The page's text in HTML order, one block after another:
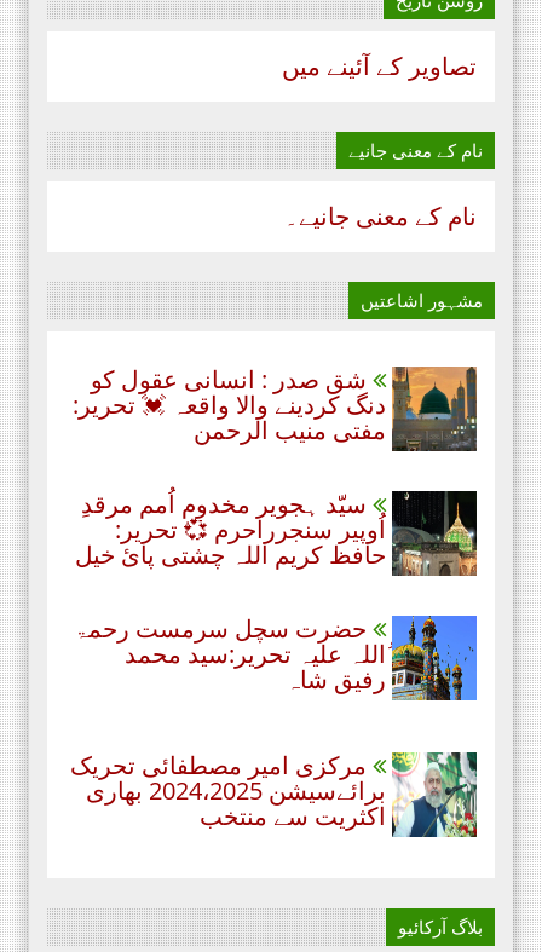
تصاویر کے آئینے میں
نام‌ کے معنی جانیے
نام‌ کے معنی جانیے۔
مشہور اشاعتیں
شق صدر : انسانی عقول کو
دنگ کردینے والا واقعہ 💓 تحریر:
مفتی منیب الرحمن
سیّد ہجویر مخدوم اُمم مرقدِ
اُوپیر سنجرراحرم 💞 تحریر:
حافظ کریم اللہ چشتی پائ خیل
حضرت سچل سرمست رحمۃ
ُاللہ علیہ تحریر:سید محمد
رفیق شاہ
مرکزی امیر مصطفائی تحریک
برائےسیشن 2024،2025 بھاری
اکثریت سے منتخب
بلاگ آرکائیو